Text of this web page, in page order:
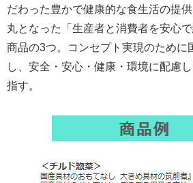
だわった豊かで健康的な食生活の提
丸となった「生産者と消費者を安心
商品の3つ。コンセプト実現のために
し、安全・安心・健康・環境に配慮
指す。